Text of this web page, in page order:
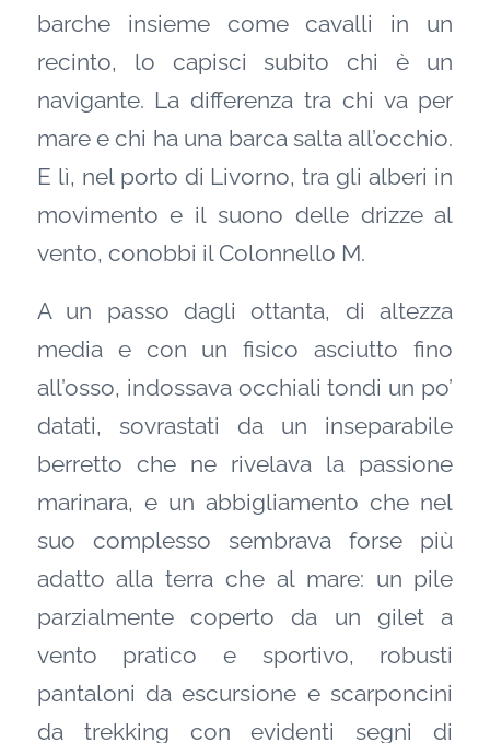
barche insieme come cavalli in un
recinto, lo capisci subito chi è un
navigante. La differenza tra chi va per
mare e chi ha una barca salta all’occhio.
E lì, nel porto di Livorno, tra gli alberi in
movimento e il suono delle drizze al
vento, conobbi il Colonnello M.
A un passo dagli ottanta, di altezza
media e con un fisico asciutto fino
all’osso, indossava occhiali tondi un po’
datati, sovrastati da un inseparabile
berretto che ne rivelava la passione
marinara, e un abbigliamento che nel
suo complesso sembrava forse più
adatto alla terra che al mare: un pile
parzialmente coperto da un gilet a
vento pratico e sportivo, robusti
pantaloni da escursione e scarponcini
da trekking con evidenti segni di